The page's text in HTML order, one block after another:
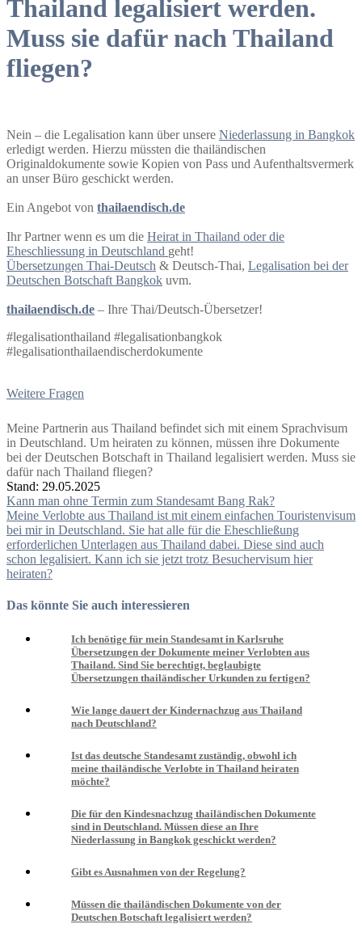
Thailand legalisiert werden.
Muss sie dafür nach Thailand
fliegen?
Nein – die Legalisation kann über unsere Niederlassung in Bangkok
erledigt werden. Hierzu müssten die thailändischen
Originaldokumente sowie Kopien von Pass und Aufenthaltsvermerk
an unser Büro geschickt werden.
Ein Angebot von thailaendisch.de
Ihr Partner wenn es um die Heirat in Thailand oder die
Eheschliessung in Deutschland geht!
Übersetzungen Thai-Deutsch & Deutsch-Thai, Legalisation bei der
Deutschen Botschaft Bangkok uvm.
thailaendisch.de – Ihre Thai/Deutsch-Übersetzer!
#legalisationthailand #legalisationbangkok
#legalisationthailaendischerdokumente
Weitere Fragen
Meine Partnerin aus Thailand befindet sich mit einem Sprachvisum
in Deutschland. Um heiraten zu können, müssen ihre Dokumente
bei der Deutschen Botschaft in Thailand legalisiert werden. Muss sie
dafür nach Thailand fliegen?
Stand: 29.05.2025
Beitragsnavigation
Kann man ohne Termin zum Standesamt Bang Rak?
Meine Verlobte aus Thailand ist mit einem einfachen Touristenvisum
bei mir in Deutschland. Sie hat alle für die Eheschließung
erforderlichen Unterlagen aus Thailand dabei. Diese sind auch
schon legalisiert. Kann ich sie jetzt trotz Besuchervisum hier
heiraten?
Das könnte Sie auch interessieren
Ich benötige für mein Standesamt in Karlsruhe
Übersetzungen der Dokumente meiner Verlobten aus
Thailand. Sind Sie berechtigt, beglaubigte
Übersetzungen thailändischer Urkunden zu fertigen?
Wie lange dauert der Kindernachzug aus Thailand
nach Deutschland?
Ist das deutsche Standesamt zuständig, obwohl ich
meine thailändische Verlobte in Thailand heiraten
möchte?
Die für den Kindesnachzug thailändischen Dokumente
sind in Deutschland. Müssen diese an Ihre
Niederlassung in Bangkok geschickt werden?
Gibt es Ausnahmen von der Regelung?
Müssen die thailändischen Dokumente von der
Deutschen Botschaft legalisiert werden?